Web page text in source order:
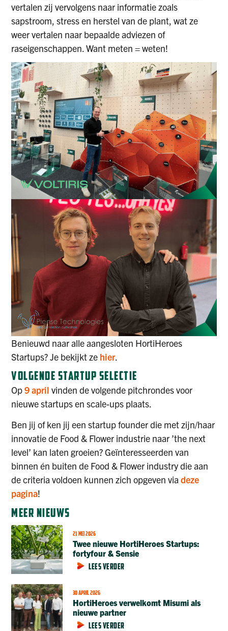
vertalen zij vervolgens naar informatie zoals
sapstroom, stress en herstel van de plant, wat ze
weer vertalen naar bepaalde adviezen of
raseigenschappen. Want meten = weten!
Benieuwd naar alle aangesloten HortiHeroes
Startups? Je bekijkt ze hier.
VOLGENDE STARTUP SELECTIE
Op9 april vinden de volgende pitchrondes voor
nieuwe startups en scale-ups plaats.
Ben jij of ken jij een startup founder die met zijn/haar
innovatie de Food & Flower industrie naar ’the next
level’ kan laten groeien? Geïnteresseerden van
binnen én buiten de Food & Flower industry die aan
de criteria voldoen kunnen zich opgeven viadeze
pagina!
MEER NIEUWS
21 MEI 2026
Twee nieuwe HortiHeroes Startups:
fortyfour & Sensie
LEES VERDER
30 APRIL 2026
HortiHeroes verwelkomt Misumi als
nieuwe partner
LEES VERDER